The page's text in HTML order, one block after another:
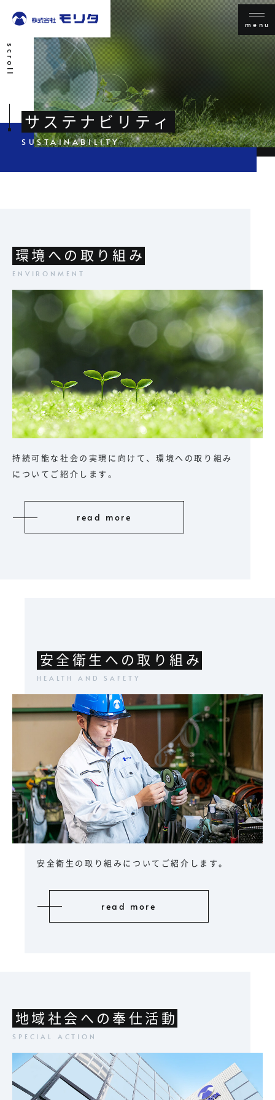
scroll
menu
サステナビリティ
環境への取り組み
持続可能な社会の実現に向けて、環境への取り組み
についてご紹介します。
read more
安全衛生への取り組み
安全衛生 の取り組みについてご紹介します。
read more
地域社会への奉仕活動